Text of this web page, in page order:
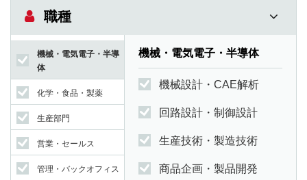
職種
機械・電気電子・半導
体
化学・食品・製薬
生産部門
営業・セールス
管理・バックオフィス
機械・電気電子・半導体
機械設計・CAE解析
回路設計・制御設計
生産技術・製造技術
商品企画・製品開発